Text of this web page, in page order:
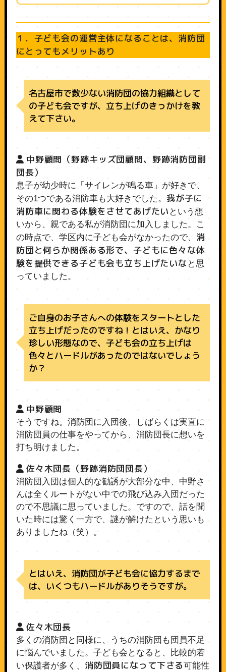
１．子ども会の運営主体になることは、消防団
にとってもメリットあり
名古屋市で数少ない消防団の協力組織として
の子ども会ですが、立ち上げのきっかけを教
えて下さい。
中野顧問（野跡キッズ団顧問、野跡消防団副
団長）
息子が幼少時に「サイレンが鳴る車」が好きで、
その1つである消防車も大好きでした。 我が子に
消防車に関わる体験をさせてあげたい という想
いから、親である私が消防団に加入しました。こ
の時点で、学区内に子ども会がなかったので、 消
防団と何らか関係ある形で、子どもに色々な体
験を提供できる子ども会も立ち上げたいな と思
っていました。
ご自身のお子さんへの体験をスタートとした
立ち上げだったのですね！とはいえ、かなり
珍しい形態なので、子ども会の立ち上げは
色々とハードルがあったのではないでしょう
か？
中野顧問
そうですね。消防団に入団後、しばらくは実直に
消防団員の仕事をやってから、消防団長に想いを
打ち明けました。
佐々木団長（野跡消防団団長）
消防団入団は個人的な勧誘が大部分な中、中野さ
んは全くルートがない中での飛び込み入団だった
ので不思議に思っていました。ですので、話を聞
いた時には驚く一方で、謎が解けたという思いも
ありましたね（笑）。
とはいえ、消防団が子ども会に協力するまで
は、いくつもハードルがありそうですが。
佐々木団長
多くの消防団と同様に、うちの消防団も団員不足
に悩んでいました。子ども会となると、比較的若
い保護者が多く、 消防団員になって下さる可能性